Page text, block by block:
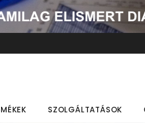
SZOLGÁLTATÁSOK